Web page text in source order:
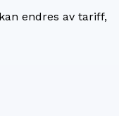
endres av tariff,